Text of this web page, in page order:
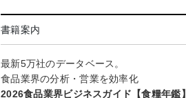
書籍案内
最新5万社のデータベース。
食品業界の分析・営業を効率化
2026食品業界ビジネスガイド【食糧年鑑】